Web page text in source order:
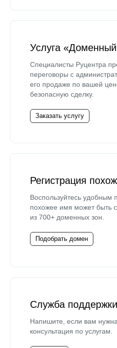
Услуга
Специалисты Руцентра
переговоры с
его продаже по вашей
безопасную сделку.
Заказать услугу
Регистрация
Воспользуйтесь
похожее имя может быть
из 700+ доменных зон.
Подобрать домен
Служба поддержки
Напишите, если вам
консультация по услугам.